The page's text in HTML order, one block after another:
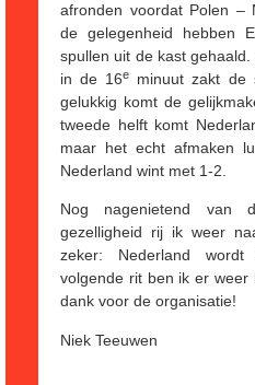
afronden voordat Polen –
de gelegenheid hebben
spullen uit de kast
in de 16e
minuut zakt de
gelukkig komt de
tweede helft komt
maar het echt afmaken
Nederland wint met 1-2.
Nog nagenietend
gezelligheid rij ik weer
zeker: Nederland
volgende rit ben ik er weer
dank voor de organisatie!
Niek Teeuwen